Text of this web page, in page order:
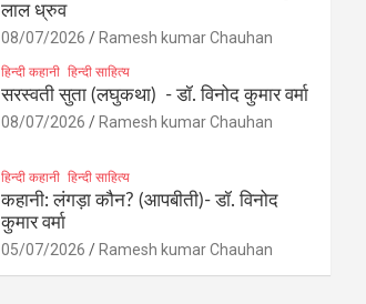
लाल ध्रुव
08/07/2026 Ramesh kumar Chauhan
हिन्दी कहानी हिन्दी साहित्य
सरस्वती सुता (लघुकथा) ​- डॉ. विनोद कुमार वर्मा
08/07/2026 Ramesh kumar Chauhan
हिन्दी कहानी हिन्दी साहित्य
कहानी: लंगड़ा कौन? (आपबीती)​- डॉ. विनोद
कुमार वर्मा
05/07/2026 Ramesh kumar Chauhan